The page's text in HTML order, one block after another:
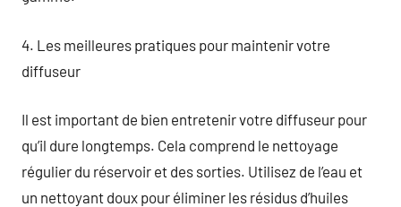
4. Les meilleures pratiques pour maintenir votre
diffuseur
Il est important de bien entretenir votre diffuseur pour
qu’il dure longtemps. Cela comprend le nettoyage
régulier du réservoir et des sorties. Utilisez de l’eau et
un nettoyant doux pour éliminer les résidus d’huiles